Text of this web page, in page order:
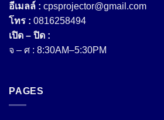
อีเมลล์ : cpsprojector@gmail.com
โทร : 0816258494
เปิด – ปิด :
จ – ศ : 8:30AM–5:30PM
PAGES